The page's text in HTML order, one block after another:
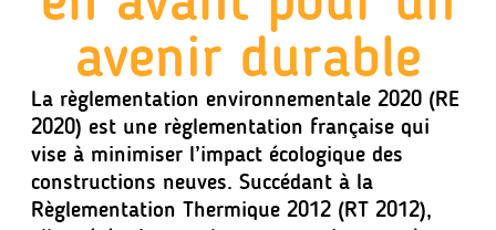
avenir durable
La règlementation environnementale 2020 (RE
2020) est une règlementation française qui
vise à minimiser l’impact écologique des
constructions neuves. Succédant à la
Règlementation Thermique 2012 (RT 2012),